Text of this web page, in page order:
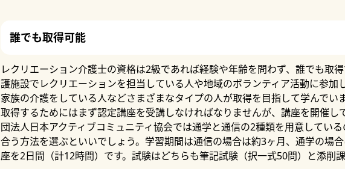
誰でも取得可能
レクリエーション介護士の資格は2級であれば経験や年齢を問わず、誰でも取
護施設でレクリエーションを担当している人や地域のボランティア活動に参加
家族の介護をしている人などさまざまなタイプの人が取得を目指して学んでいま
取得するためにはまず認定講座を受講しなければなりませんが、講座を開催し
団法人日本アクティブコミュニティ協会では通学と通信の2種類を用意してい
合う方法を選ぶといいでしょう。学習期間は通信の場合は約3ヶ月、通学の場
座を2日間（計12時間）です。試験はどちらも筆記試験（択一式50問）と添削課